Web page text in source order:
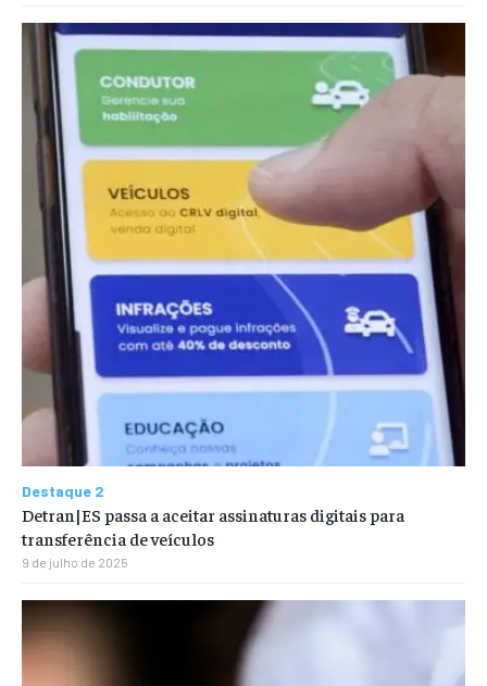
Destaque 2
Detran|ES passa a aceitar assinaturas digitais para
transferência de veículos
9 de julho de 2025